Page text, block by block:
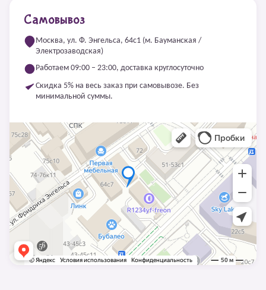
Самовывоз
Москва, ул. Ф. Энгельса, 64с1 (м. Бауманская /
Электрозаводская)
Работаем 09:00 – 23:00, доставка круглосуточно
Скидка 5% на весь заказ при самовывозе. Без
минимальной суммы.